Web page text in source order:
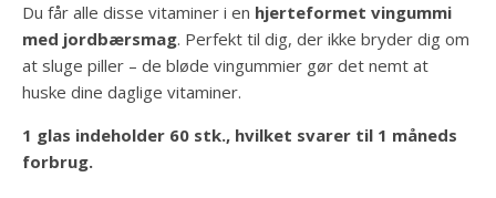
Du får alle disse vitaminer i en hjerteformet vingummi
med jordbærsmag. Perfekt til dig, der ikke bryder dig om
at sluge piller – de bløde vingummier gør det nemt at
huske dine daglige vitaminer.
1 glas indeholder 60 stk., hvilket svarer til 1 måneds
forbrug.